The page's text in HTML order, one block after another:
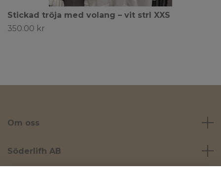
Stickad tröja med volang – vit strl XXS
350.00 kr
Om oss
Söderlifh AB